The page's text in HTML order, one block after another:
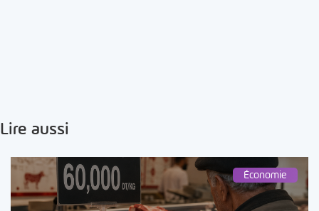
Lire aussi
Économie